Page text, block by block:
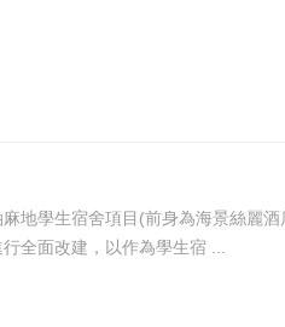
地學生宿舍項目(前身為海景絲麗
進行全面改建，以作為學生宿 ...